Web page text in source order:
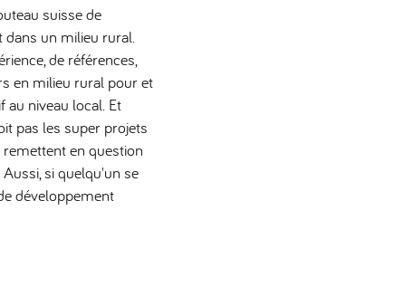
suisse de
dans un milieu rural.
de références,
en milieu rural pour et
au niveau local. Et
pas les super projets
en question
si quelqu'un se
développement